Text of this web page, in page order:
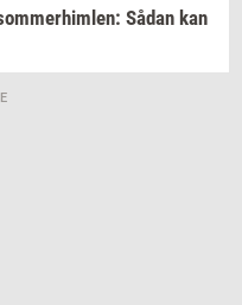
Sådan kan